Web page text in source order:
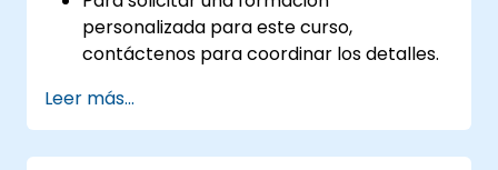
personalizada para este curso,
contáctenos para coordinar los detalles.
Leer más...